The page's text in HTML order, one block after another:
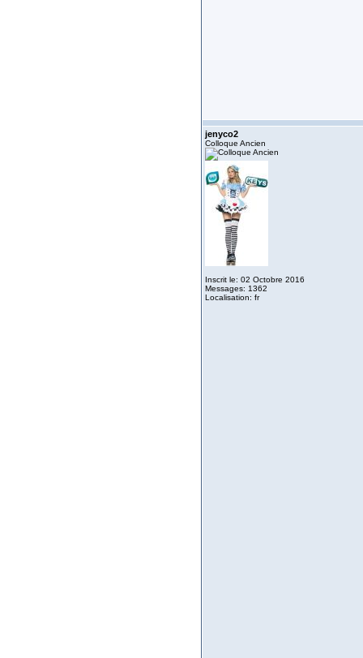
jenyco2
Colloque Ancien
Inscrit le: 02 Octobre 2016
Messages: 1362
Localisation: fr